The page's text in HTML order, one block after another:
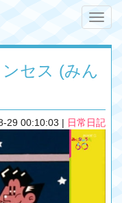
Toggle
セス (みん
29 00:10:03 | 日常日記